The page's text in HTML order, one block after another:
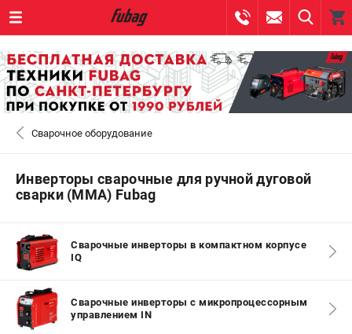
КАТАЛОГ
ВХОД ИЛИ РЕГИСТРАЦИЯ
+7 (812) 317-60-57 - ЗАКАЗ ИЗДЕЛИЙ
САНКТ-ПЕТЕРБУРГ
0 ₽
Сварочное оборудование
Инверторы сварочные для ручной дуговой
сварки (MMA) Fubag
Сварочные инверторы в компактном корпусе
IQ
Сварочные инверторы с микропроцессорным
управлением IN